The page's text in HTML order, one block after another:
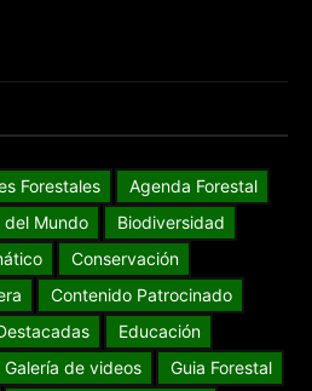
Forestales
Agenda Forestal
del Mundo
Biodiversidad
Conservación
Contenido Patrocinado
Educación
Galería de videos
Guia Forestal